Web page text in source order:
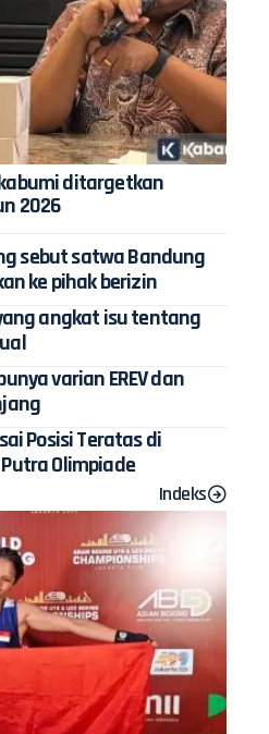
ditargetkan
2026
sebut satwa Bandung
ke pihak berizin
angkat isu tentang
varian EREV dan
Posisi Teratas di
Olimpiade
Indeks